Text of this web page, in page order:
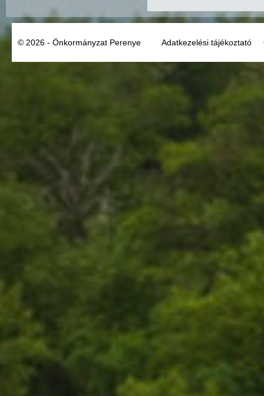
© 2026 - Önkormányzat Perenye Adatkezelési tájékoztató